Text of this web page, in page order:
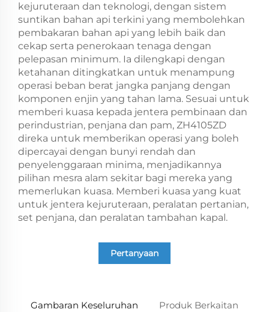
kejuruteraan dan teknologi, dengan sistem
suntikan bahan api terkini yang membolehkan
pembakaran bahan api yang lebih baik dan
cekap serta penerokaan tenaga dengan
pelepasan minimum. Ia dilengkapi dengan
ketahanan ditingkatkan untuk menampung
operasi beban berat jangka panjang dengan
komponen enjin yang tahan lama. Sesuai untuk
memberi kuasa kepada jentera pembinaan dan
perindustrian, penjana dan pam, ZH4105ZD
direka untuk memberikan operasi yang boleh
dipercayai dengan bunyi rendah dan
penyelenggaraan minima, menjadikannya
pilihan mesra alam sekitar bagi mereka yang
memerlukan kuasa. Memberi kuasa yang kuat
untuk jentera kejuruteraan, peralatan pertanian,
set penjana, dan peralatan tambahan kapal.
Pertanyaan
Gambaran Keseluruhan Produk Berkaitan